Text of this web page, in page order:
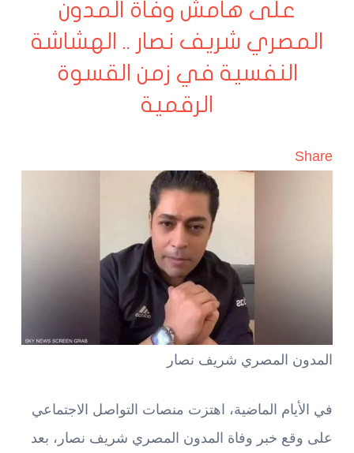
على هامش وفاة المدون
المصري شريف نصار .. الهشاشة
النفسية في زمن القسوة
الرقمية
Share
المدون المصري شريف نصار
في الأيام الماضية، اهتزت منصات التواصل الاجتماعي
على وقع خبر وفاة المدون المصري شريف نصار، بعد